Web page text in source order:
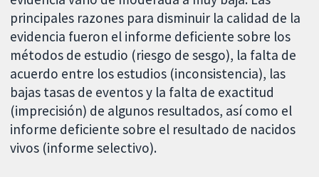
principales razones para disminuir la calidad de la
evidencia fueron el informe deficiente sobre los
métodos de estudio (riesgo de sesgo), la falta de
acuerdo entre los estudios (inconsistencia), las
bajas tasas de eventos y la falta de exactitud
(imprecisión) de algunos resultados, así como el
informe deficiente sobre el resultado de nacidos
vivos (informe selectivo).